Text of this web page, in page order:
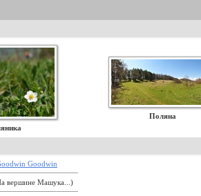
Поляна
Goodwin
вершине Машука...)